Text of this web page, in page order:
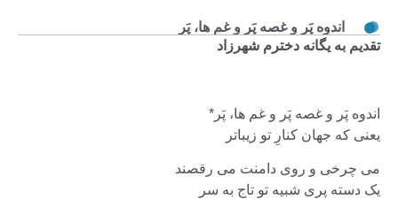
اندوه پَر و غصه پَر و غم ها، پَر
تقدیم به یگانه دخترم شهرزاد
اندوه پَر و غصه پَر و غم ها، پَر*
یعنی که جهان کنارِ تو زیباتر
می چرخی و روی دامنت می رقصند
یک دسته پری شبیه تو تاج به سر